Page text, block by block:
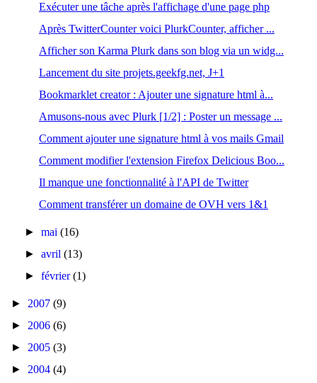
Exécuter une tâche après l'affichage d'une page php
Après TwitterCounter voici PlurkCounter, afficher ...
Afficher son Karma Plurk dans son blog via un widg...
Lancement du site projets.geekfg.net, J+1
Bookmarklet creator : Ajouter une signature html à...
Amusons-nous avec Plurk [1/2] : Poster un message ...
Comment ajouter une signature html à vos mails Gmail
Comment modifier l'extension Firefox Delicious Boo...
Il manque une fonctionnalité à l'API de Twitter
Comment transférer un domaine de OVH vers 1&1
►mai (16)
►avril (13)
►février (1)
► 2007 (9)
► 2006 (6)
► 2005 (3)
► 2004 (4)